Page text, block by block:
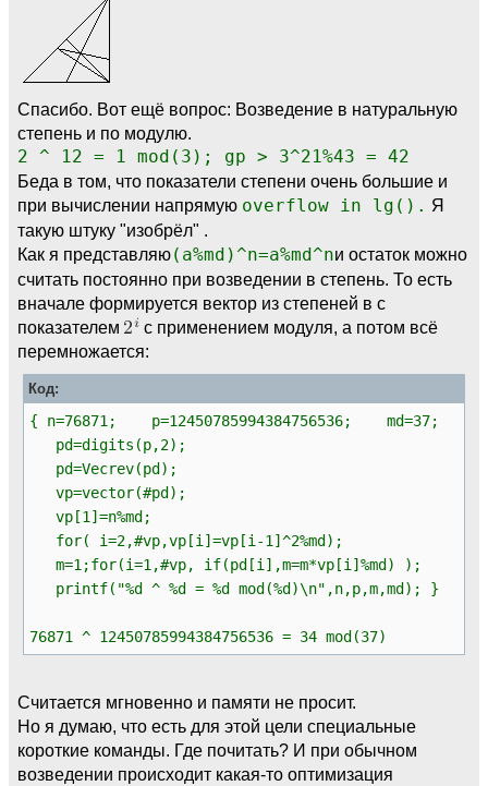
Спасибо. Вот ещё вопрос: Возведение в натуральную
степень и по модулю.
2 ^ 12 = 1 mod(3); gp > 3^21%43 = 42
Беда в том, что показатели степени очень большие и
при вычислении напрямую overflow in lg(). Я
такую штуку "изобрёл" .
Как я представляю(a%md)^n=a%md^nи остаток можно
считать постоянно при возведении в степень. То есть
вначале формируется вектор из степеней в с
показателем
с применением модуля, а потом всё
перемножается:
Код:
{ n=76871; p=12450785994384756536; md=37;
pd=digits(p,2);
pd=Vecrev(pd);
vp=vector(#pd);
vp[1]=n%md;
for( i=2,#vp,vp[i]=vp[i-1]^2%md);
m=1;for(i=1,#vp, if(pd[i],m=m*vp[i]%md) );
printf("%d ^ %d = %d mod(%d)\n",n,p,m,md); }
76871 ^ 12450785994384756536 = 34 mod(37)
Считается мгновенно и памяти не просит.
Но я думаю, что есть для этой цели специальные
короткие команды. Где почитать? И при обычном
возведении происходит какая-то оптимизация